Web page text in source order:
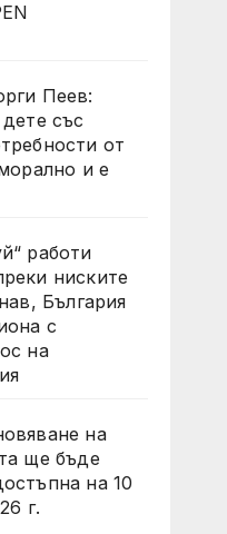
Пеев:
със
от
и е
работи
ниските
България
с
на
на
ще бъде
на 10
г.